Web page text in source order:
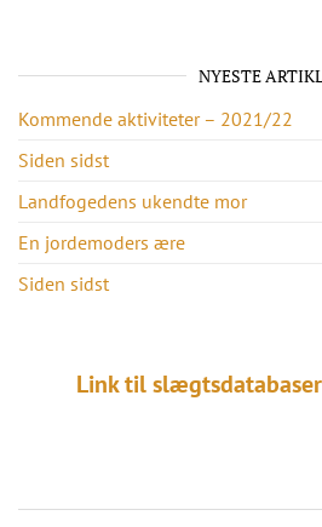
NYESTE
Kommende aktiviteter – 2021/22
Siden sidst
Landfogedens ukendte mor
En jordemoders ære
Siden sidst
Link til